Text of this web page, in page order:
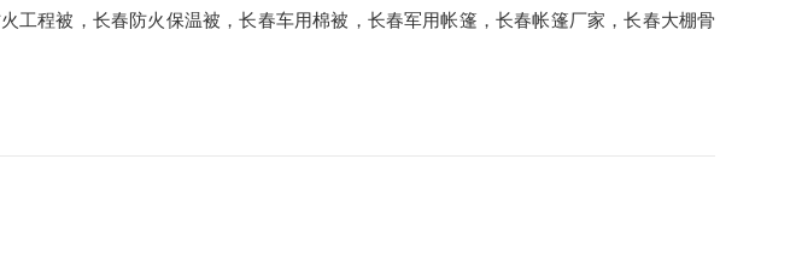
工程被 ， 长春防火保温被 ，长春车用棉被 ， 长春军用帐篷 ，长春帐篷厂家 ，长春大棚骨